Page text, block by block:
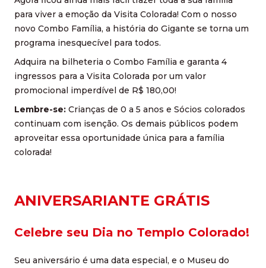
para viver a emoção da Visita Colorada! Com o nosso
novo Combo Família, a história do Gigante se torna um
programa inesquecível para todos.
Adquira na bilheteria o Combo Família e garanta 4
ingressos para a Visita Colorada por um valor
promocional imperdível de R$ 180,00!
Lembre-se: Crianças de 0 a 5 anos e Sócios colorados
continuam com isenção. Os demais públicos podem
aproveitar essa oportunidade única para a família
colorada!
ANIVERSARIANTE GRÁTIS
Celebre seu Dia no Templo Colorado!
Seu aniversário é uma data especial, e o Museu do